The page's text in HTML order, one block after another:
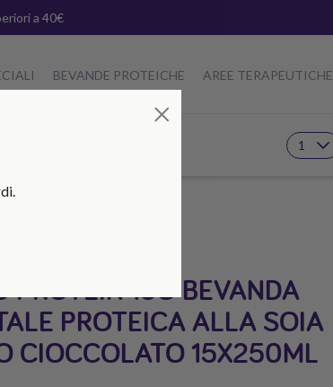
VEGETALE
PROTEIN 15G BEVANDA
PROTEICA ALLA SOIA
CIOCCOLATO 15X250ML
a 40€
BEVANDE PROTEICHE AREE TERAPEUTICHE
×